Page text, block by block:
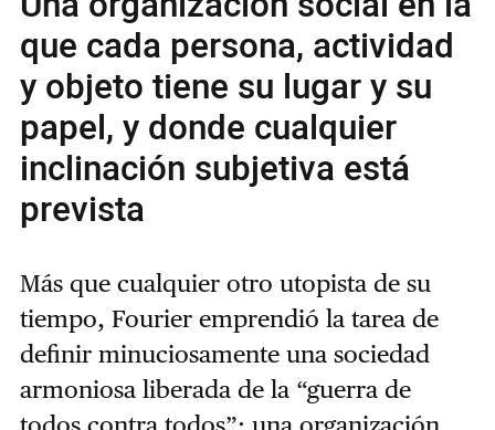
que cada persona, actividad
y objeto tiene su lugar y su
papel, y donde cualquier
inclinación subjetiva está
prevista
Más que cualquier otro utopista de su
tiempo, Fourier emprendió la tarea de
definir minuciosamente una sociedad
armoniosa liberada de la “guerra de